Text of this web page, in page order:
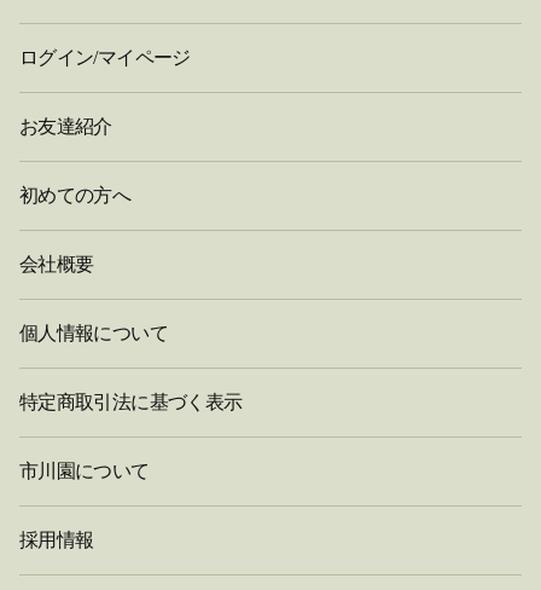
ログイン/マイページ
お友達紹介
初めての方へ
会社概要
個人情報について
特定商取引法に基づく表示
市川園について
採用情報